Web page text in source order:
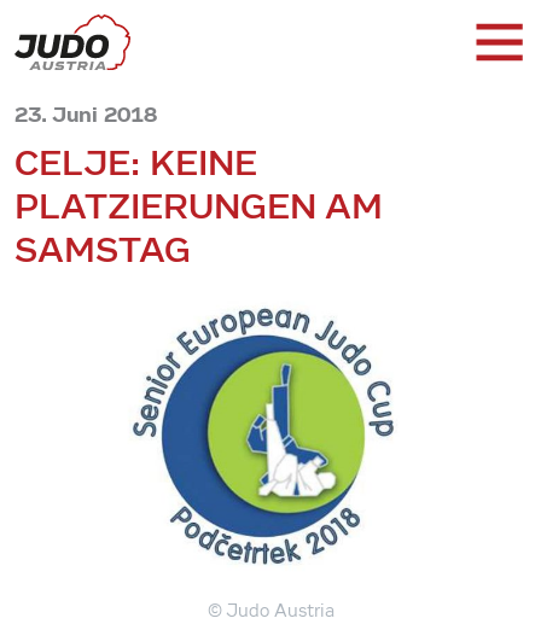
23. Juni 2018
CELJE: KEINE
PLATZIERUNGEN AM
SAMSTAG
© Judo Austria